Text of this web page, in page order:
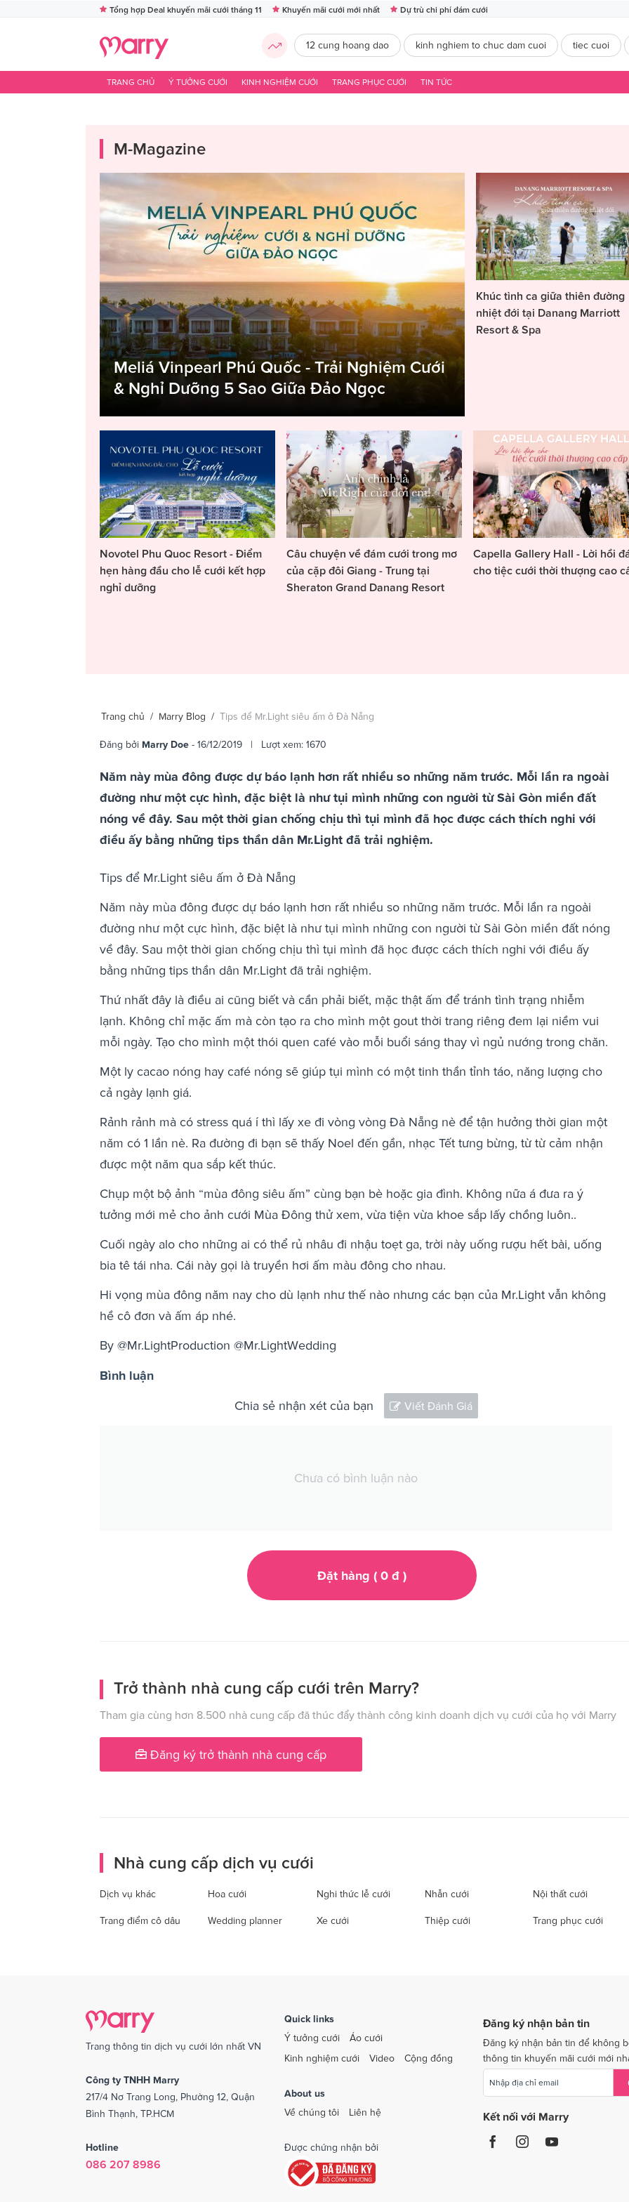
Tổng hợp Deal khuyến mãi cưới tháng 11 Khuyến mãi cưới mới nhất Dự trù chi phí đám cưới
12 cung hoang dao kinh nghiem to chuc dam cuoi tiec cuoi
TRANG CHỦ Ý TƯỞNG CƯỚI KINH NGHIỆM CƯỚI TRANG PHỤC CƯỚI TIN TỨC
M-Magazine
Meliá Vinpearl Phú Quốc - Trải Nghiệm Cưới
& Nghỉ Dưỡng 5 Sao Giữa Đảo Ngọc
Khúc tình ca giữa thiên đường
nhiệt đới tại Danang Marriott
Resort & Spa
Novotel Phu Quoc Resort - Điểm
hẹn hàng đầu cho lễ cưới kết hợp
nghỉ dưỡng
Câu chuyện về đám cưới trong mơ
của cặp đôi Giang - Trung tại
Sheraton Grand Danang Resort
Capella Gallery Hall - Lời hồi
cho tiệc cưới thời thượng cao
Trang chủ / Marry Blog / Tips để Mr.Light siêu ấm ở Đà Nẵng
Đăng bởi Marry Doe - 16/12/2019 | Lượt xem: 1670
Năm này mùa đông được dự báo lạnh hơn rất nhiều so những năm trước. Mỗi lần ra ngoài
đường như một cực hình, đặc biệt là như tụi mình những con người từ Sài Gòn miền đất
nóng về đây. Sau một thời gian chống chịu thì tụi mình đã học được cách thích nghi với
điều ấy bằng những tips thần dân Mr.Light đã trải nghiệm.
Tips để Mr.Light siêu ấm ở Đà Nẵng
Năm này mùa đông được dự báo lạnh hơn rất nhiều so những năm trước. Mỗi lần ra ngoài
đường như một cực hình, đặc biệt là như tụi mình những con người từ Sài Gòn miền đất nóng
về đây. Sau một thời gian chống chịu thì tụi mình đã học được cách thích nghi với điều ấy
bằng những tips thần dân Mr.Light đã trải nghiệm.
Thứ nhất đây là điều ai cũng biết và cần phải biết, mặc thật ấm để tránh tình trạng nhiễm
lạnh. Không chỉ mặc ấm mà còn tạo ra cho mình một gout thời trang riêng đem lại niềm vui
mỗi ngày. Tạo cho mình một thói quen café vào mỗi buổi sáng thay vì ngủ nướng trong chăn.
Một ly cacao nóng hay café nóng sẽ giúp tụi mình có một tinh thần tỉnh táo, năng lượng cho
cả ngày lạnh giá.
Rảnh rảnh mà có stress quá í thì lấy xe đi vòng vòng Đà Nẵng nè để tận hưởng thời gian một
năm có 1 lần nè. Ra đường đi bạn sẽ thấy Noel đến gần, nhạc Tết tưng bừng, từ từ cảm nhận
được một năm qua sắp kết thúc.
Chụp một bộ ảnh “mùa đông siêu ấm” cùng bạn bè hoặc gia đình. Không nữa á đưa ra ý
tưởng mới mẻ cho ảnh cưới Mùa Đông thử xem, vừa tiện vừa khoe sắp lấy chồng luôn..
Cuối ngày alo cho những ai có thể rủ nhâu đi nhậu toẹt ga, trời này uống rượu hết bài, uống
bia tê tái nha. Cái này gọi là truyền hơi ấm màu đông cho nhau.
Hi vọng mùa đông năm nay cho dù lạnh như thế nào nhưng các bạn của Mr.Light vẫn không
hề cô đơn và ấm áp nhé.
By @Mr.LightProduction @Mr.LightWedding
Bình luận
Chia sẻ nhận xét của bạn Viết Đánh Giá
Chưa có bình luận nào
Đặt hàng ( 0đ )
Trở thành nhà cung cấp cưới trên Marry?
Tham gia cùng hơn 8.500 nhà cung cấp đã thúc đẩy thành công kinh doanh dịch vụ cưới của họ với Marry
Đăng ký trở thành nhà cung cấp
Nhà cung cấp dịch vụ cưới
Dịch vụ khác Hoa cưới Nghi thức lễ cưới Nhẫn cưới Nội thất cưới
Trang điểm cô dâu Wedding planner Xe cưới Thiệp cưới Trang phục cưới
Trang thông tin dịch vụ cưới lớn nhất VN
Công ty TNHH Marry
217/4 Nơ Trang Long, Phường 12, Quận
Bình Thạnh, TP.HCM
Hotline
086 207 8986
Quick links
Ý tưởng cưới
Áo cưới
Kinh nghiệm cưới
Video Cộng đồng
About us
Về chúng tôi
Liên hệ
Được chứng nhận bởi
Đăng ký nhận bản tin
Đăng ký nhận bản tin để không
thông tin khuyến mãi cưới mới
Kết nối với Marry